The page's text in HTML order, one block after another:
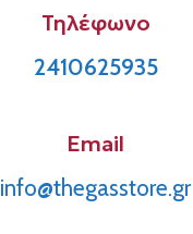
Τηλέφωνο
2410625935
Email
info@thegasstore.gr